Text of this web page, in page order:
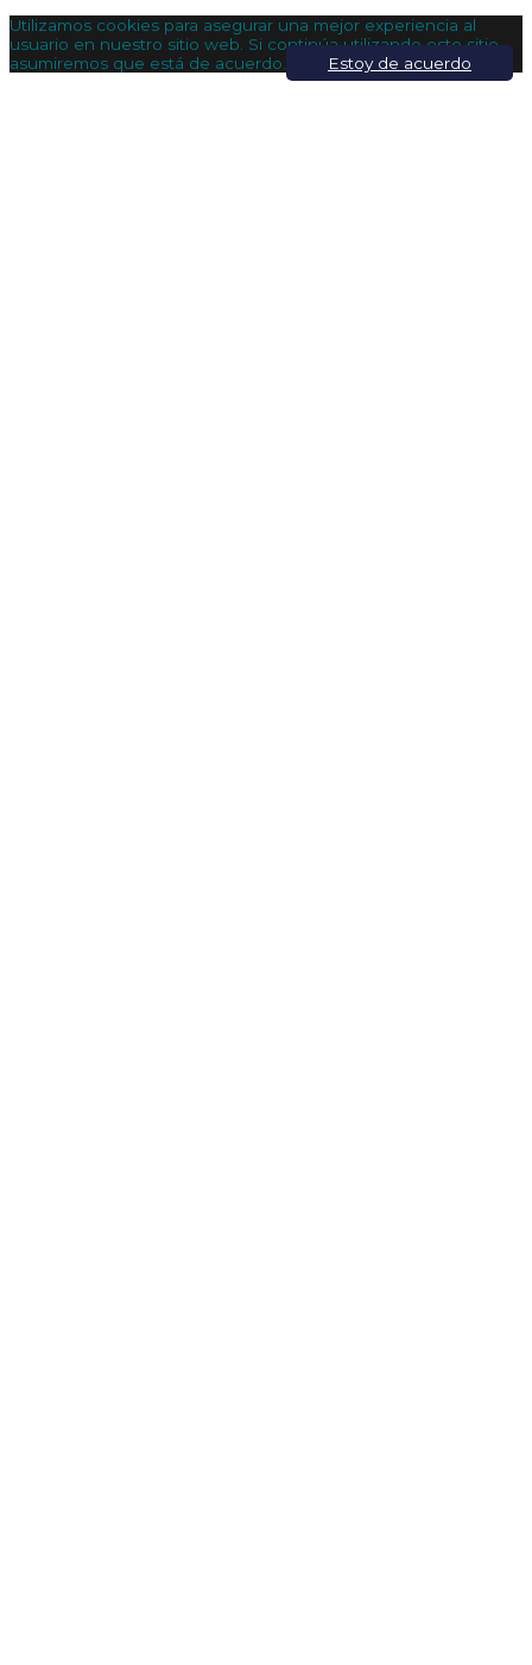
Utilizamos cookies para asegurar una mejor experiencia al
usuario en nuestro sitio web. Si continúa utilizando este sitio,
asumiremos que está de acuerdo.
Estoy de acuerdo